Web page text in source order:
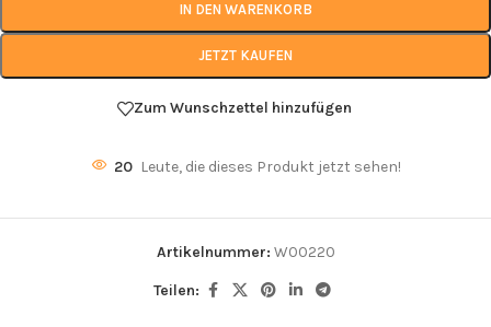
IN DEN WARENKORB
JETZT KAUFEN
Zum Wunschzettel hinzufügen
20 Leute, die dieses Produkt jetzt sehen!
Artikelnummer: W00220
Teilen: